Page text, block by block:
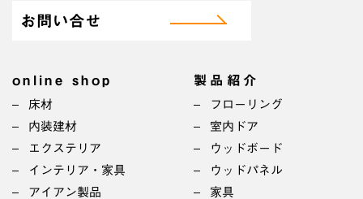
お問い合せ
online shop
床材
内装建材
エクステリア
インテリア・家具
アイアン製品
製品紹介
フローリング
室内ドア
ウッドボード
ウッドパネル
家具